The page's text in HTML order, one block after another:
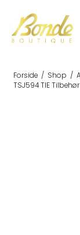
Forside / Shop /
TSJ594 TIE Tilbehør